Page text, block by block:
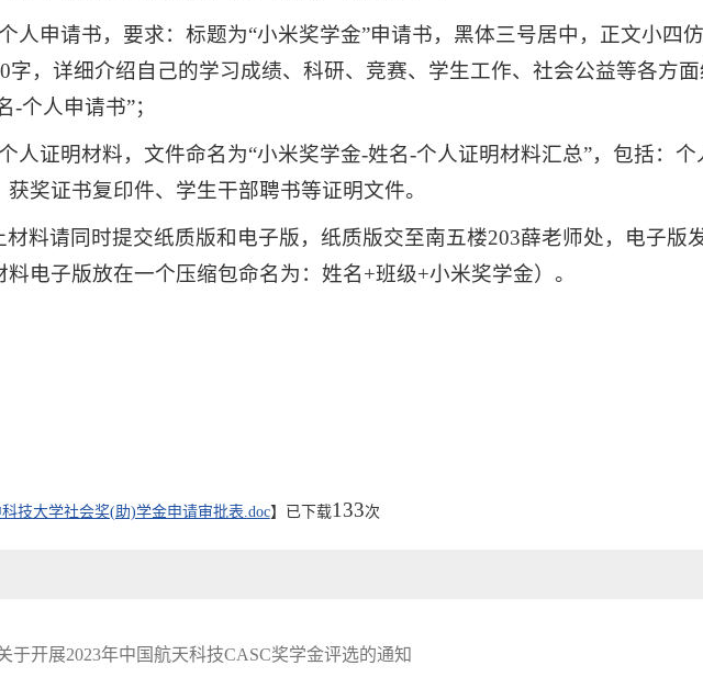
人申请书，要求：标题为“小米奖学金”申请书，黑体三号居中，正文小四
字，详细介绍自己的学习成绩、科研、竞赛、学生工作、社会公益等各方
-个人申请书”；
人证明材料，文件命名为“小米奖学金-姓名-个人证明材料汇总”，包括：
获奖证书复印件、学生干部聘书等证明文件。
材料请同时提交纸质版和电子版，纸质版交至南五楼203薛老师处，电子版发
料电子版放在一个压缩包命名为：姓名+班级+小米奖学金）。
技大学社会奖(助)学金申请审批表.doc】已下载133次
于开展2023年中国航天科技CASC奖学金评选的通知